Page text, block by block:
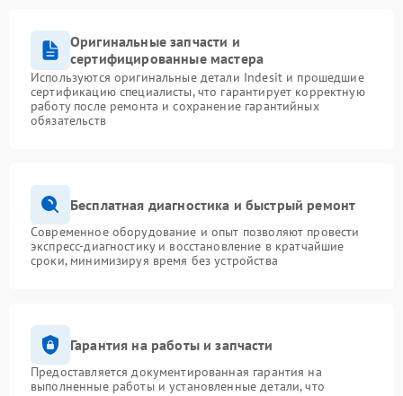
Оригинальные запчасти и
сертифицированные мастера
Используются оригинальные детали Indesit и прошедшие
сертификацию специалисты, что гарантирует корректную
работу после ремонта и сохранение гарантийных
обязательств
Бесплатная диагностика и быстрый ремонт
Современное оборудование и опыт позволяют провести
экспресс-диагностику и восстановление в кратчайшие
сроки, минимизируя время без устройства
Гарантия на работы и запчасти
Предоставляется документированная гарантия на
выполненные работы и установленные детали, что